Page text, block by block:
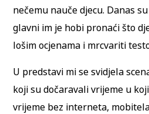
nečemu nauče djecu. Danas
glavni im je hobi pronaći što
lošim ocjenama i mrcvariti
U predstavi mi se svidjela
koji su dočaravali vrijeme u
vrijeme bez interneta,